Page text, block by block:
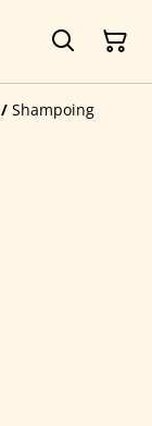
/ Shampoing